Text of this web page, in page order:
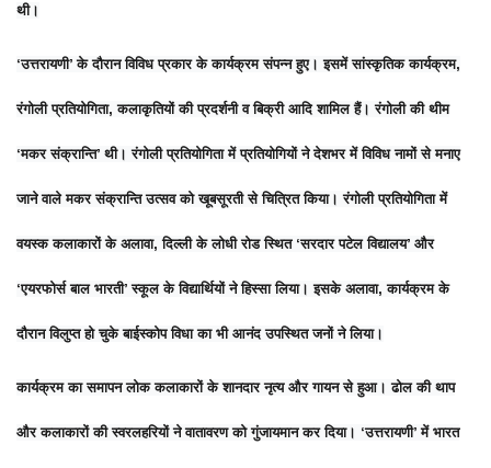
थी।
‘उत्तरायणी’ के दौरान विविध प्रकार के कार्यक्रम संपन्न हुए। इसमें सांस्कृतिक कार्यक्रम,
रंगोली प्रतियोगिता, कलाकृतियों की प्रदर्शनी व बिक्री आदि शामिल हैं। रंगोली की थीम
‘मकर संक्रान्ति’ थी। रंगोली प्रतियोगिता में प्रतियोगियों ने देशभर में विविध नामों से मनाए
जाने वाले मकर संक्रान्ति उत्सव को खूबसूरती से चित्रित किया। रंगोली प्रतियोगिता में
वयस्क कलाकारों के अलावा, दिल्ली के लोधी रोड स्थित ‘सरदार पटेल विद्यालय’ और
‘एयरफोर्स बाल भारती’ स्कूल के विद्यार्थियों ने हिस्सा लिया। इसके अलावा, कार्यक्रम के
दौरान विलुप्त हो चुके बाईस्कोप विधा का भी आनंद उपस्थित जनों ने लिया।
कार्यक्रम का समापन लोक कलाकारों के शानदार नृत्य और गायन से हुआ। ढोल की थाप
और कलाकारों की स्वरलहरियों ने वातावरण को गुंजायमान कर दिया। ‘उत्तरायणी’ में भारत